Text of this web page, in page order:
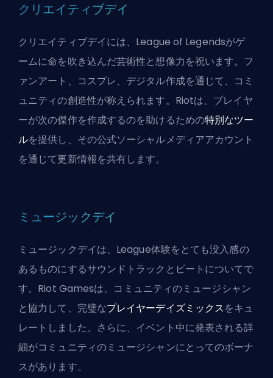
クリエイティブデイ
クリエイティブデイには、League of Legendsがゲ
ームに命を吹き込んだ芸術性と想像力を祝います。フ
ァンアート、コスプレ、デジタル作成を通じて、コミ
ュニティの創造性が称えられます。Riotは、プレイヤ
ーが次の傑作を作成するのを助けるための特別なツー
ルを提供し、その公式ソーシャルメディアアカウント
を通じて更新情報を共有します。
ミュージックデイ
ミュージックデイは、League体験をとても没入感の
あるものにするサウンドトラックとビートについてで
す。Riot Gamesは、コミュニティのミュージシャン
と協力して、完璧なプレイヤーデイズミックスをキュ
レートしました。さらに、イベント中に発表される詳
細がコミュニティのミュージシャンにとってのボーナ
スがあります。